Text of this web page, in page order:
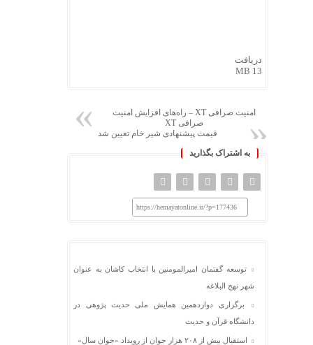
دریافت
13 MB
امنیت صرافی XT – راه‌های افزایش امنیت
صرافی XT
قیمت پیشنهادی شیر خام تعیین شد
به اشتراک بگذارید
https://hemayatonline.ir/?p=177436
توسعه گفتمان امیرالمومنین با انتخاب کاشان به عنوان
شهر نهج البلاغه
برگزاری دوازدهمین همایش ملی حدیث پژوهی در
دانشگاه قرآن و حدیث
استقبال بیش از ۲۰۸ هزار جوان از رویداد «جوان سال»